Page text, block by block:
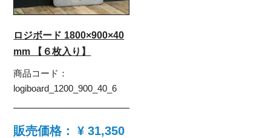
ロジボード 1800×900×40
mm 【６枚入り】
商品コード：
logiboard_1200_900_40_6
販売価格：
¥ 31,350